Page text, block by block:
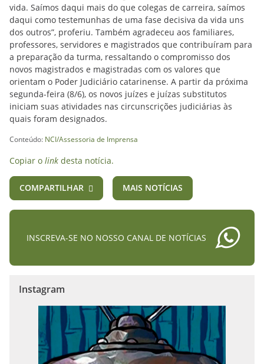
vida. Saímos daqui mais do que colegas de carreira, saímos
daqui como testemunhas de uma fase decisiva da vida uns
dos outros”, proferiu. Também agradeceu aos familiares,
professores, servidores e magistrados que contribuíram para
a preparação da turma, ressaltando o compromisso dos
novos magistrados e magistradas com os valores que
orientam o Poder Judiciário catarinense. A partir da próxima
segunda-feira (8/6), os novos juízes e juízas substitutos
iniciam suas atividades nas circunscrições judiciárias às
quais foram designados.
Conteúdo: NCI/Assessoria de Imprensa
Copiar o link desta notícia.
COMPARTILHAR MAIS NOTÍCIAS
INSCREVA-SE NO NOSSO CANAL DE NOTÍCIAS
Instagram